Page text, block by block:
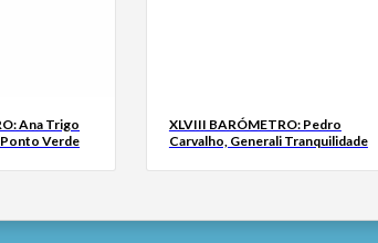
Ana Trigo
Verde
XLVIII BARÓMETRO: Pedro
Carvalho, Generali Tranquilidade